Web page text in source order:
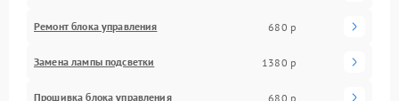
Ремонт блока управления 680 р
Замена лампы подсветки 1380 р
Прошивка блока управления 680 р